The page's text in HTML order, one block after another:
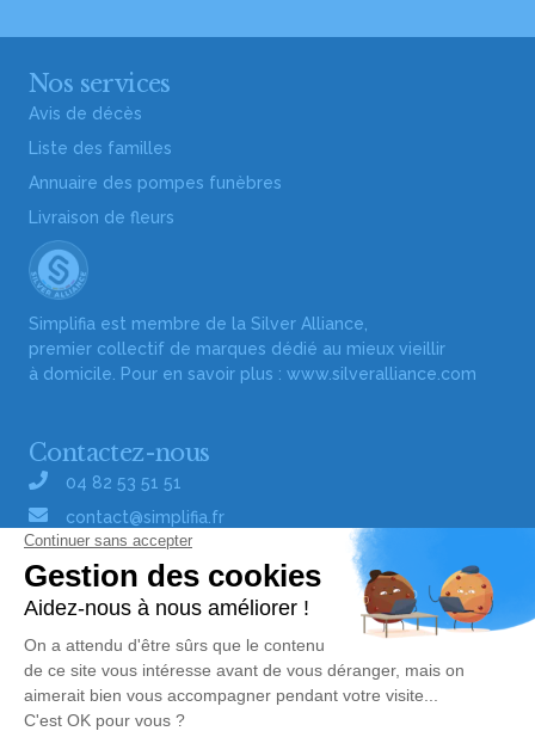
Nos services
Avis de décès
Liste des familles
Annuaire des pompes funèbres
Livraison de fleurs
Simplifia est membre de la Silver Alliance,
premier collectif de marques dédié au mieux vieillir
à domicile. Pour en savoir plus : www.silveralliance.com
Contactez-nous
04 82 53 51 51
contact@simplifia.fr
Réseaux sociaux
Liens utiles